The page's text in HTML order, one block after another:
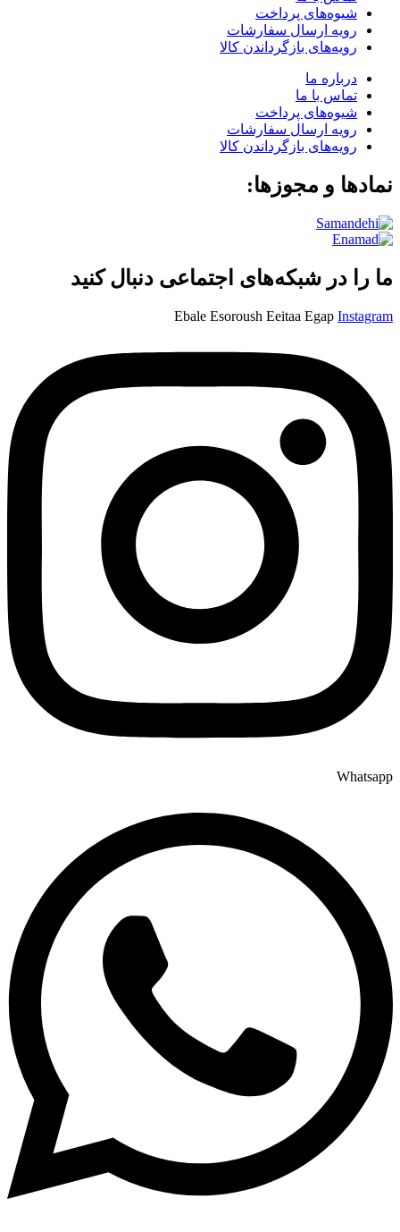
شیوه‌های پرداخت
رویه ارسال سفارشات
رویه‌های بازگرداندن کالا
درباره ما
تماس با ما
شیوه‌های پرداخت
رویه ارسال سفارشات
رویه‌های بازگرداندن کالا
نمادها و مجوزها:
ما را در شبکه‌های اجتماعی دنبال کنید
Ebale Esoroush Eeitaa Egap Instagram
Whatsapp